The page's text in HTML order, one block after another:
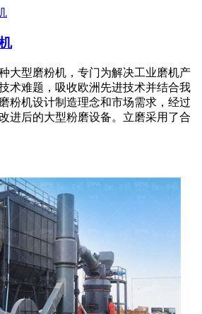
大型磨粉机，专门为解决工业磨机产
术难题，吸收欧洲先进技术并结合我
粉机设计制造理念和市场需求，经过
进后的大型粉磨设备。立磨采用了合